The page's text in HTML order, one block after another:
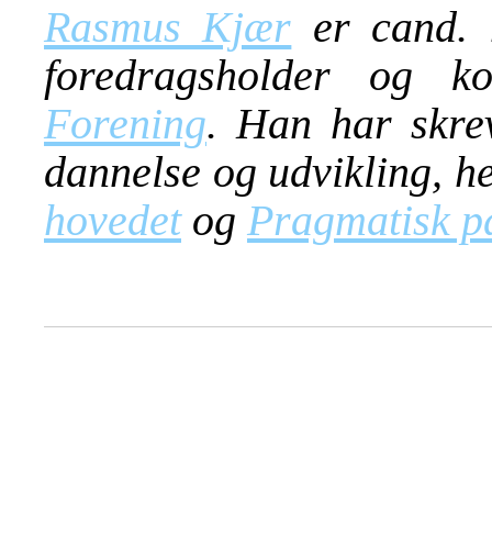
Rasmus Kjær er cand.
foredragsholder og
Forening. Han har
dannelse og udvikling,
hovedetog Pragmatisk